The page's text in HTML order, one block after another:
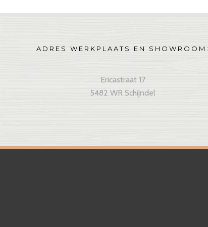
ADRES WERKPLAATS EN SHOWROOM:
Ericastraat 17
5482 WR Schijndel